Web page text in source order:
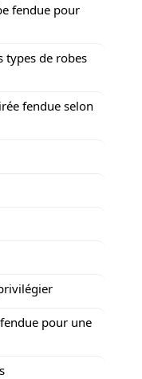
fendue pour
types de robes
fendue selon
pour une